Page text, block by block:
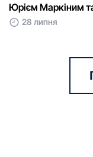
Юрієм Маркіним
28 липня